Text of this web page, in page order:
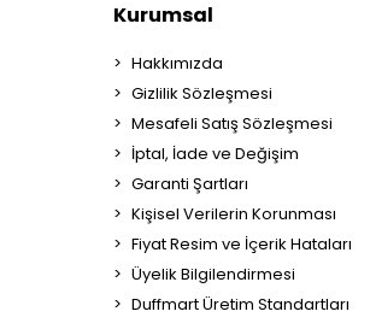
Kurumsal
Hakkımızda
Gizlilik Sözleşmesi
Mesafeli Satış Sözleşmesi
İptal, İade ve Değişim
Garanti Şartları
Kişisel Verilerin Korunması
Fiyat Resim ve İçerik Hataları
Üyelik Bilgilendirmesi
Duffmart Üretim Standartları